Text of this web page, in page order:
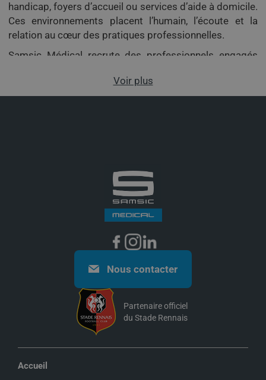
handicap, foyers d’accueil ou services d’aide à domicile.
Ces environnements placent l’humain, l’écoute et la
relation au cœur des pratiques professionnelles.
Samsic Médical recrute des professionnels engagés
comme en CDD ou CDI.Aide-soignant(e)
AES ou éducateur spécialisé : accédez à nosoffres
Voir plus
Nous contacter
Partenaire officiel
du Stade Rennais
Accueil